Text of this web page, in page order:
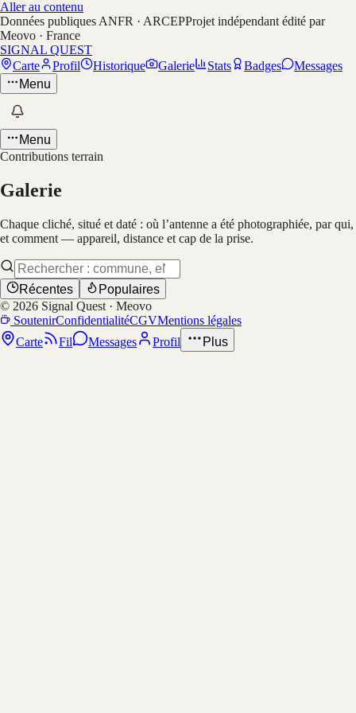
Aller au contenu
Données publiques ANFR · ARCEPProjet indépendant édité par
Meovo · France
SIGNAL QUEST
Carte
Profil Historique Galerie Stats Badges
Messages
Menu
Menu
Contributions terrain
Galerie
Chaque cliché, situé et daté : où l’antenne a été photographiée, par qui,
et comment — appareil, distance et cap de la prise.
Récentes
Populaires
© 2026 Signal Quest · Meovo
SoutenirConfidentialitéCGVMentions légales
Carte
Fil Messages Profil Plus